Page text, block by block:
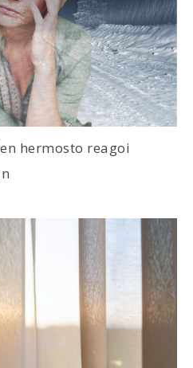
hermosto reagoi